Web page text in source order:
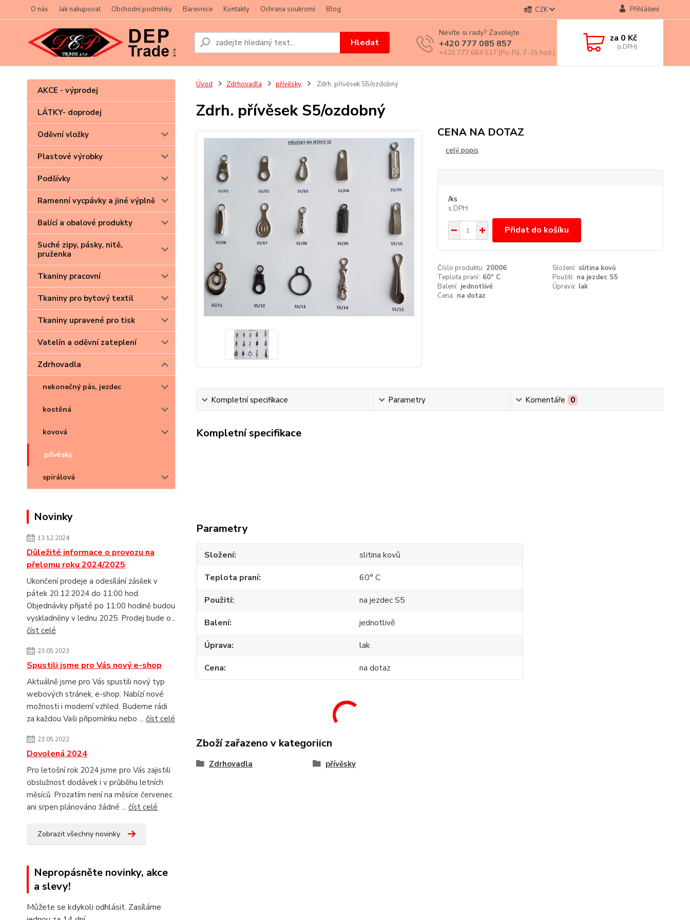
O nás Jak nakupovat Obchodní podmínky Barevnice Kontakty Ochrana soukromí Blog CZK Přihlášení
Hledat
Nevíte si rady? Zavolejte.
+420 777 085 857
+420 777 664 517 (Po-Pá, 7-15 hod.)
za 0 Kč
AKCE - výprodej
LÁTKY- doprodej
Oděvní vložky
Plastové výrobky
Podšívky
Ramenní vycpávky a jiné výplně
Balící a obalové produkty
Suché zipy, pásky, nitě,
pruženka
Tkaniny pracovní
Tkaniny pro bytový textil
Tkaniny upravené pro tisk
Vatelín a oděvní zateplení
Zdrhovadla
nekonečný pás, jezdec
kostěná
kovová
přívěsky
spirálová
Novinky
13.12.2024
Důležité informace o provozu na
přelomu roku 2024/2025
Ukončení prodeje a odesílání zásilek v
pátek 20.12.2024 do 11:00 hod.
Objednávky přijaté po 11:00 hodině budou
vyskladněny v lednu 2025. Prodej bude o...
číst celé
23.05.2023
Spustili jsme pro Vás nový e-shop
Aktuálně jsme pro Vás spustili nový typ
webových stránek, e-shop. Nabízí nové
možnosti i moderní vzhled. Budeme rádi
za každou Vaši připomínku nebo ... číst celé
23.05.2022
Dovolená 2024
Pro letošní rok 2024 jsme pro Vás zajistili
obslužnost dodávek i v průběhu letních
měsíců. Prozatím není na měsíce červenec
ani srpen plánováno žádné ... číst celé
Zobrazit všechny novinky
Nepropásněte novinky, akce
a slevy!
Můžete se kdykoli odhlásit. Zasíláme
Úvod Zdrhovadla přívěsky Zdrh. přívěsek S5/ozdobný
Zdrh. přívěsek S5/ozdobný
CENA NA DOTAZ
celý popis
/ks
Přidat do košíku
Číslo produktu: 20006 Složení: slitina kovů
Teplota praní: 60° C Použití: na jezdec S5
Balení: jednotlivě Úprava: lak
Cena: na dotaz
Kompletní specifikace Parametry Komentáře 0
Kompletní specifikace
Parametry
Složení
slitina kovů
Teplota praní
60° C
Použití
na jezdec S5
Balení
jednotlivě
Úprava
lak
Cena
na dotaz
Zboží zařazeno v kategoriích
Zdrhovadla přívěsky